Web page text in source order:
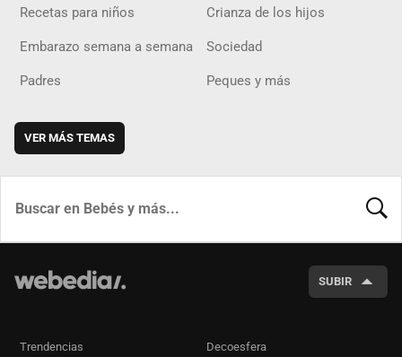
Recetas para niños Crianza de los hijos
Embarazo semana a semana Sociedad
Padres Peques y más
VER MÁS TEMAS
SUBIR
Trendencias Decoesfera